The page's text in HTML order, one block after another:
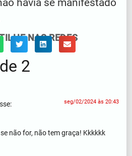
NAS REDES
2
seg/02/2024 às 20:43
não for, não tem graça! Kkkkkk